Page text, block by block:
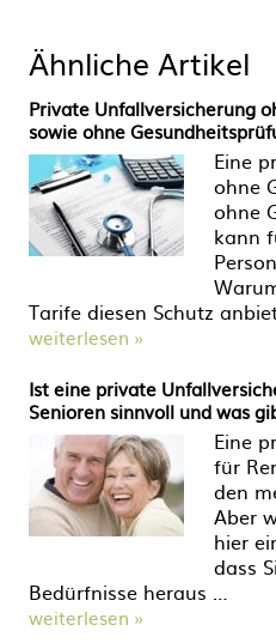
Ähnliche Artikel
Private Unfallversicherung
sowie ohne
Eine
ohne
ohne
kann
Tarife diesen Schutz
weiterlesen »
Ist eine private
Senioren sinnvoll und was
Eine
für
den
Aber
hier
dass
Bedürfnisse heraus …
weiterlesen »